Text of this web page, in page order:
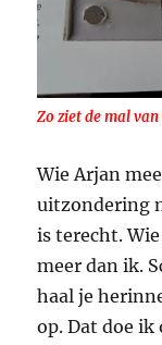
Zo ziet de mal
Wie Arjan
uitzondering
is terecht.
meer dan ik.
haal je
op. Dat doe